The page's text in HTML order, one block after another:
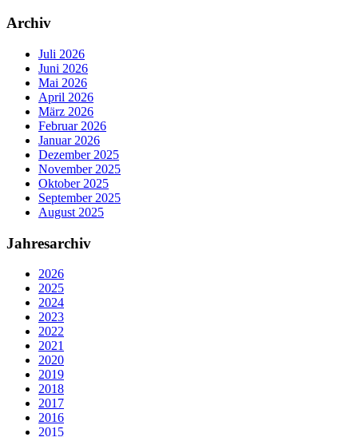
Archiv
Juli 2026
Juni 2026
Mai 2026
April 2026
März 2026
Februar 2026
Januar 2026
Dezember 2025
November 2025
Oktober 2025
September 2025
August 2025
Jahresarchiv
2026
2025
2024
2023
2022
2021
2020
2019
2018
2017
2016
2015